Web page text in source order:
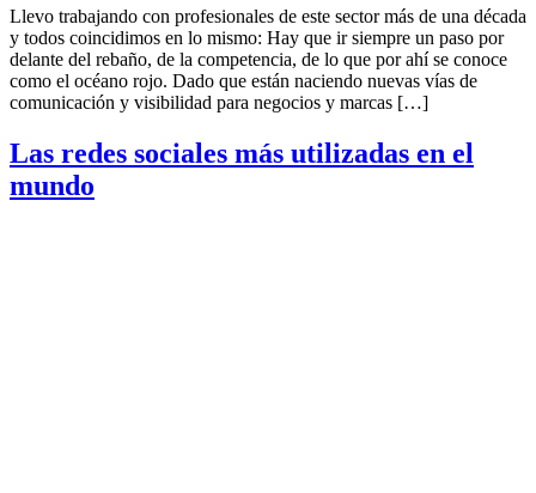
Llevo trabajando con profesionales de este sector más de una década
y todos coincidimos en lo mismo: Hay que ir siempre un paso por
delante del rebaño, de la competencia, de lo que por ahí se conoce
como el océano rojo. Dado que están naciendo nuevas vías de
comunicación y visibilidad para negocios y marcas […]
Las redes sociales más utilizadas en el
mundo